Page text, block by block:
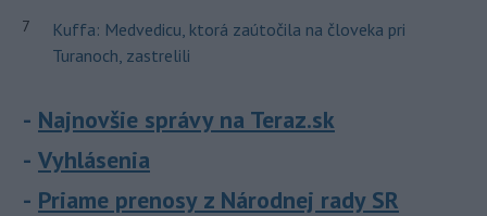
7
Kuffa: Medvedicu, ktorá zaútočila na človeka pri
Turanoch, zastrelili
Najnovšie správy na Teraz.sk
Vyhlásenia
Priame prenosy z Národnej rady SR